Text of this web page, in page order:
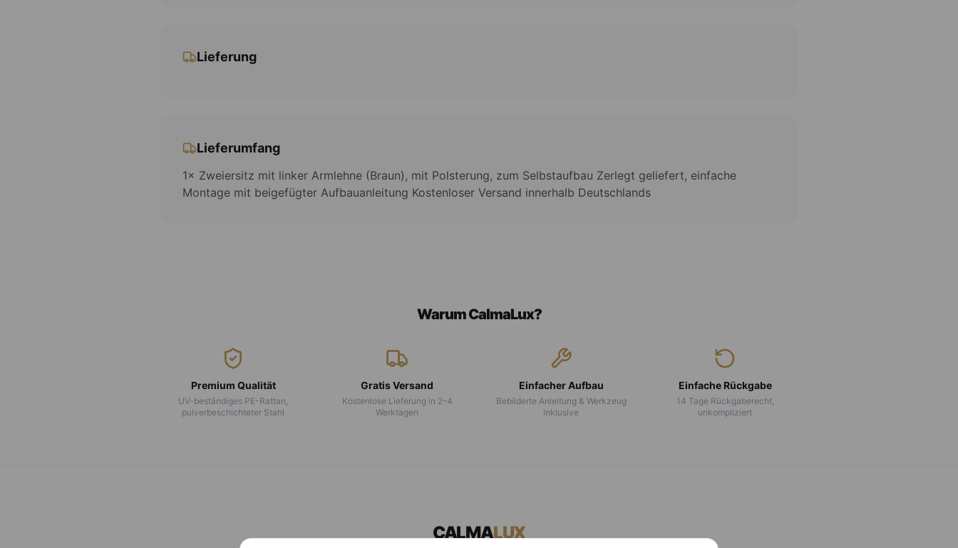
Lieferung
Lieferumfang
1× Zweiersitz mit linker Armlehne (Braun), mit Polsterung, zum Selbstaufbau Zerlegt geliefert, einfache
Montage mit beigefügter Aufbauanleitung Kostenloser Versand innerhalb Deutschlands
Warum CalmaLux?
Premium Qualität
UV-beständiges PE-Rattan,
pulverbeschichteter Stahl
Gratis Versand
Kostenlose Lieferung in 2–4
Werktagen
Einfacher Aufbau
Bebilderte Anleitung & Werkzeug
inklusive
Einfache Rückgabe
14 Tage Rückgaberecht,
unkompliziert
CALMALUX